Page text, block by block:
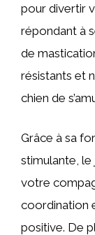
pour divertir
répondant à
de
résistants et
chien de
Grâce à sa
stimulante,
votre
coordination
positive. De